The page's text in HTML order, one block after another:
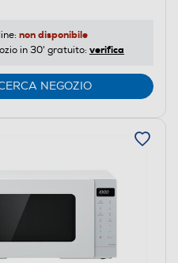
non disponibile
in 30' gratuito: verifica
NEGOZIO